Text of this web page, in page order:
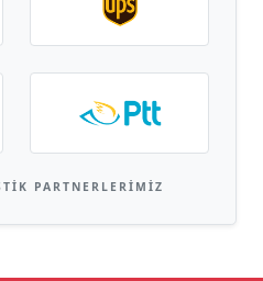
PARTNERLERIMIZ